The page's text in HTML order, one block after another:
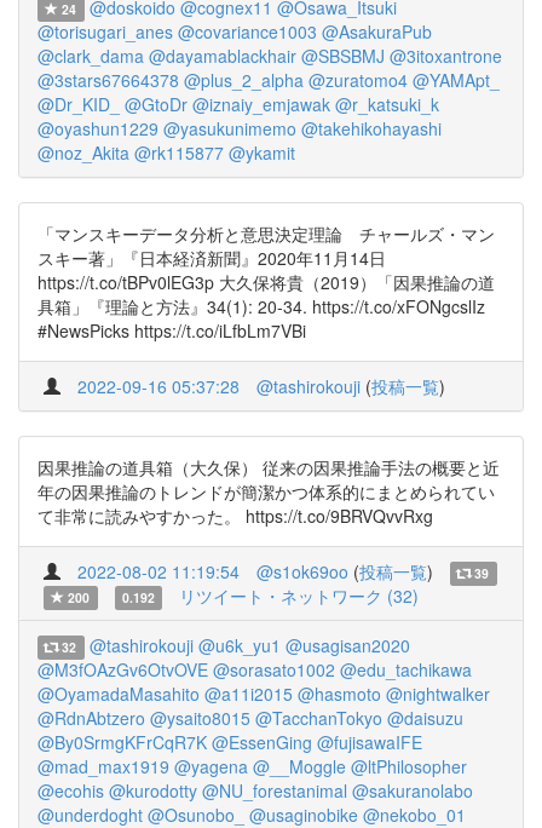
24 @doskoido @cognex11 @Osawa_Itsuki
@torisugari_anes @covariance1003 @AsakuraPub
@clark_dama @dayamablackhair @SBSBMJ @3itoxantrone
@3stars67664378 @plus_2_alpha @zuratomo4 @YAMApt_
@Dr_KID_ @GtoDr @iznaiy_emjawak @r_katsuki_k
@oyashun1229 @yasukunimemo @takehikohayashi
@noz_Akita @rk115877 @ykamit
「マンスキーデータ分析と意思決定理論 チャールズ・マン
スキー著」『日本経済新聞』2020年11月14日
https://t.co/tBPv0lEG3p 大久保将貴（2019）「因果推論の道
具箱」『理論と方法』34(1): 20-34. https://t.co/xFONgcslIz
#NewsPicks https://t.co/iLfbLm7VBi
2022-09-16 05:37:28 @tashirokouji (投稿一覧)
因果推論の道具箱（大久保） 従来の因果推論手法の概要と近
年の因果推論のトレンドが簡潔かつ体系的にまとめられてい
て非常に読みやすかった。 https://t.co/9BRVQvvRxg
2022-08-02 11:19:54 @s1ok69oo (投稿一覧)
39
200
0.192 リツイート・ネットワーク (32)
32 @tashirokouji @u6k_yu1 @usagisan2020
@M3fOAzGv6OtvOVE @sorasato1002 @edu_tachikawa
@OyamadaMasahito @a11i2015 @hasmoto @nightwalker
@RdnAbtzero @ysaito8015 @TacchanTokyo @daisuzu
@By0SrmgKFrCqR7K @EssenGing @fujisawaIFE
@mad_max1919 @yagena @__Moggle @ltPhilosopher
@ecohis @kurodotty @NU_forestanimal @sakuranolabo
@underdoght @Osunobo_ @usaginobike @nekobo_01